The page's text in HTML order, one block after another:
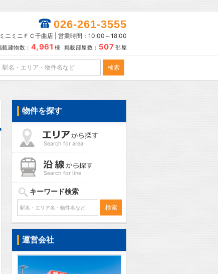
026-261-3555
ミニミニＦＣ千曲店 | 営業時間：10:00～18:00
載建物数： 4,961 棟 掲載部屋数： 507 部屋
物件を探す
Search for area
Search for line
キーワード検索
運営会社